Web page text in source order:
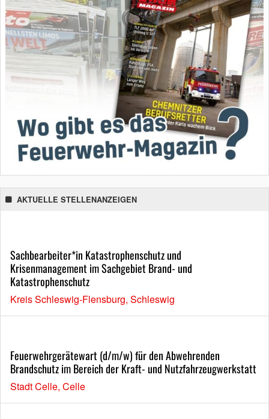
AKTUELLE STELLENANZEIGEN
Sachbearbeiter*in Katastrophenschutz und
Krisenmanagement im Sachgebiet Brand- und
Katastrophenschutz
Kreis Schleswig-Flensburg, Schleswig
Feuerwehrgerätewart (d/m/w) für den Abwehrenden
Brandschutz im Bereich der Kraft- und Nutzfahrzeugwerkstatt
Stadt Celle, Celle